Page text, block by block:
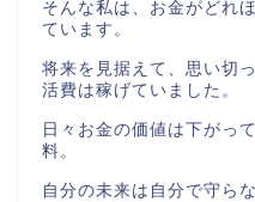
そんな私は、お金がどれ
ています。
将来を見据えて、思い切
活費は稼げていました。
日々お金の価値は下がっ
料。
自分の未来は自分で守ら